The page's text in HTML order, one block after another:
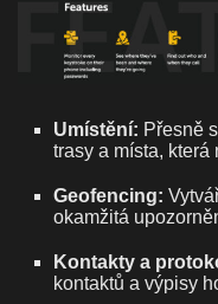
Umístění: Přesně
trasy a místa,
Geofencing:
okamžitá
Kontakty a
kontaktů a výpisy